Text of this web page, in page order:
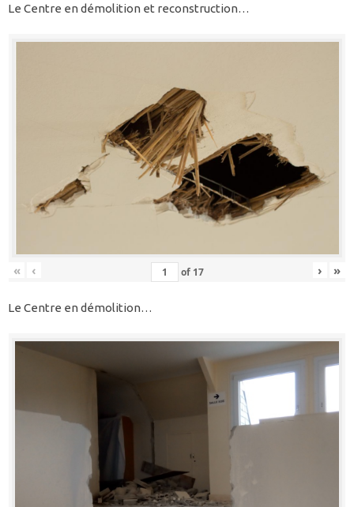
Le Centre en démolition et reconstruction…
« ‹ of 17 › »
Le Centre en démolition…